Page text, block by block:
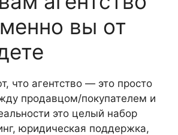
вы от
что агентство — это просто
продавцом/покупателем и
это целый набор
юридическая поддержка,